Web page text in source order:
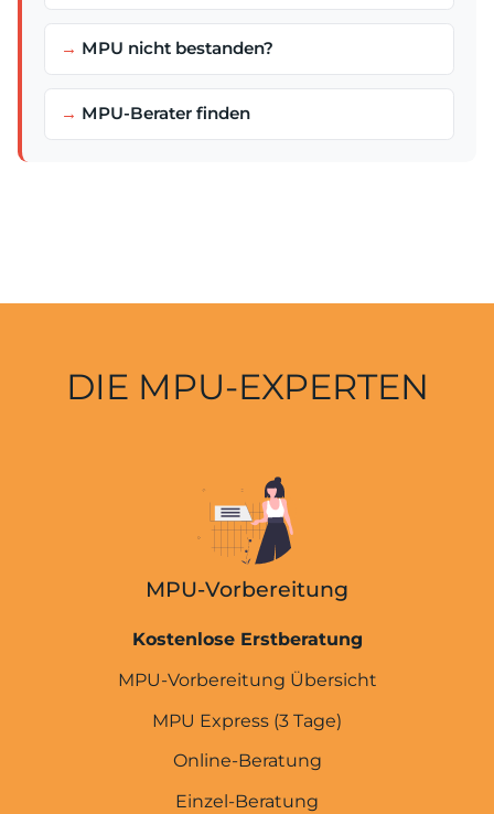
MPU nicht bestanden?
MPU-Berater finden
DIE MPU-EXPERTEN
MPU-Vorbereitung
Kostenlose Erstberatung
MPU-Vorbereitung Übersicht
MPU Express (3 Tage)
Online-Beratung
Einzel-Beratung